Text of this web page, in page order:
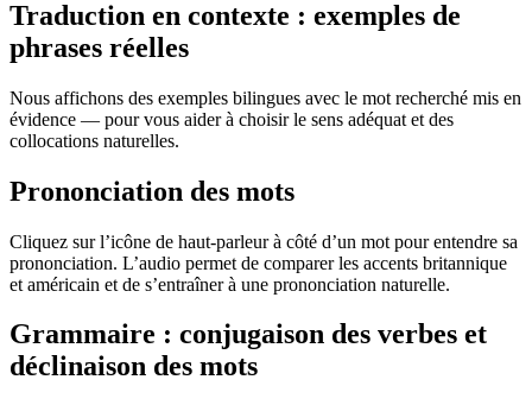
Traduction en contexte : exemples de
phrases réelles
Nous affichons des exemples bilingues avec le mot recherché mis en
évidence — pour vous aider à choisir le sens adéquat et des
collocations naturelles.
Prononciation des mots
Cliquez sur l’icône de haut-parleur à côté d’un mot pour entendre sa
prononciation. L’audio permet de comparer les accents britannique
et américain et de s’entraîner à une prononciation naturelle.
Grammaire : conjugaison des verbes et
déclinaison des mots